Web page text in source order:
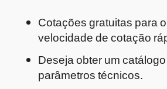
Cotações gratuitas para
velocidade de cotação
Deseja obter um
parâmetros técnicos.